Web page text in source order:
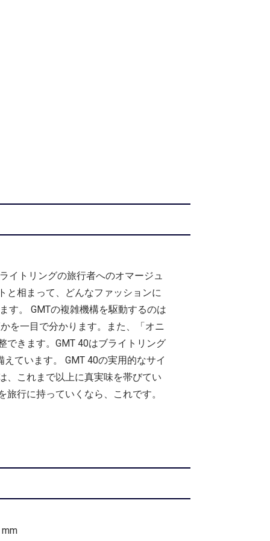
イトリングの旅行者へのオマージュ
と相まって、どんなファッションに
す。 GMTの複雑機構を駆動するのは
を一目で分かります。また、「オニ
できます。GMT 40はブライトリング
ています。 GMT 40の実用的なサイ
、これまで以上に真実味を帯びてい
行に持っていくなら、これです。